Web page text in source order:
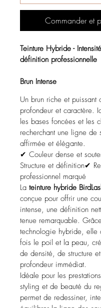
Commander et
Teinture Hybride -
définition professionnelle
Brun Intense
Un brun riche et puissant
profondeur et caractère.
les bases foncées et les
recherchant une ligne de
affirmée et élégante.
✔ Couleur dense et
Structure et définition✔
professionnel marqué
La teinture hybride
conçue pour offrir une
intense, une définition
tenue remarquable.
technologie hybride, elle
fois le poil et la peau,
de densité, de structure
profondeur immédiat.
Idéale pour les
styling et de beauté du
permet de redessiner,